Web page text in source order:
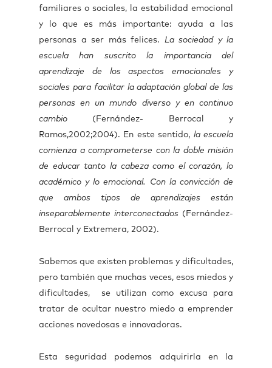
familiares o sociales, la estabilidad emocional
y lo que es más importante: ayuda a las
personas a ser más felices. La sociedad y la
escuela han suscrito la importancia del
aprendizaje de los aspectos emocionales y
sociales para facilitar la adaptación global de las
personas en un mundo diverso y en continuo
cambio (Fernández- Berrocal y
Ramos,2002;2004). En este sentido, la escuela
comienza a comprometerse con la doble misión
de educar tanto la cabeza como el corazón, lo
académico y lo emocional. Con la convicción de
que ambos tipos de aprendizajes están
inseparablemente interconectados (Fernández-
Berrocal y Extremera, 2002).
Sabemos que existen problemas y dificultades,
pero también que muchas veces, esos miedos y
dificultades, se utilizan como excusa para
tratar de ocultar nuestro miedo a emprender
acciones novedosas e innovadoras.
Esta seguridad podemos adquirirla en la